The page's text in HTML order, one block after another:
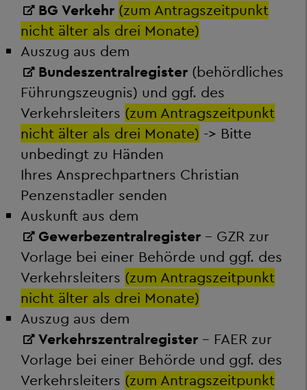
BG Verkehr (zum Antragszeitpunkt
nicht älter als drei Monate)
Auszug aus dem
Bundeszentralregister (behördliches
Führungszeugnis) und ggf. des
Verkehrsleiters (zum Antragszeitpunkt
nicht älter als drei Monate) -> Bitte
unbedingt zu Händen
Ihres Ansprechpartners Christian
Penzenstadler senden
Auskunft aus dem
Gewerbezentralregister - GZR zur
Vorlage bei einer Behörde und ggf. des
Verkehrsleiters (zum Antragszeitpunkt
nicht älter als drei Monate)
Auszug aus dem
Verkehrszentralregister - FAER zur
Vorlage bei einer Behörde und ggf. des
Verkehrsleiters (zum Antragszeitpunkt